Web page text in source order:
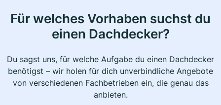
Für welches Vorhaben suchst du
einen Dachdecker?
Du sagst uns, für welche Aufgabe du einen Dachdecker
benötigst – wir holen für dich unverbindliche Angebote
von verschiedenen Fachbetrieben ein, die genau das
anbieten.